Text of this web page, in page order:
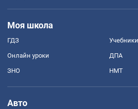
Моя школа
ГДЗ Учебники
Онлайн уроки ДПА
ЗНО НМТ
Авто